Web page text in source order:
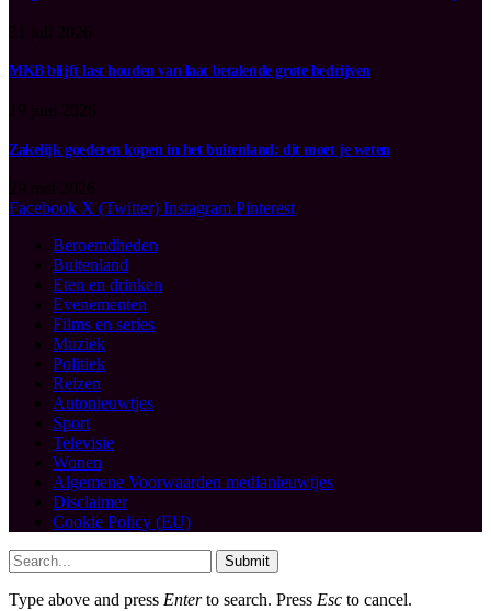
MKB blijft last houden van laat betalende grote bedrijven
Zakelijk goederen kopen in het buitenland: dit moet je weten
Facebook X (Twitter) Instagram Pinterest
Beroemdheden
Buitenland
Eten en drinken
Evenementen
Films en series
Muziek
Politiek
Reizen
Autonieuwtjes
Sport
Televisie
Wonen
Algemene Voorwaarden medianieuwtjes
Disclaimer
Cookie Policy (EU)
Submit
Type above and press Enterto search. Press Esc to cancel.